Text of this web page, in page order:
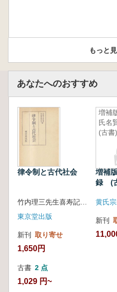
もっと
あなたへのおすすめ
律令制と古代社会
東京堂出版
新刊 取り寄せ
1,650円
古書 2 点
1,029 円~
増補
氏名
(古書)
増補
録 (
黄氏
新刊